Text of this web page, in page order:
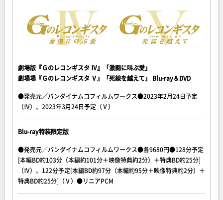
劇場版『Ｇのレコンギスタ Ⅳ』「激闘に叫ぶ愛」
劇場場『Ｇのレコンギスタ Ⅴ』「死線を越えて」 Blu-ray＆DVD
●発売元／バンダイナムコフィルムワークス●2023年2月24日予定
（Ⅳ）、2023年3月24日予定（Ⅴ）
Blu-ray特装限定版
●発売元／バンダイナムコフィルムワークス●各9680円●128分予定
[本編BD約103分（本編約101分＋映像特典約2分）＋特典BD約25分]
（Ⅳ）、122分予定[本編BD約97分（本編約95分＋映像特典約2分）＋
特典BD約25分]（Ⅴ）●リニアPCM